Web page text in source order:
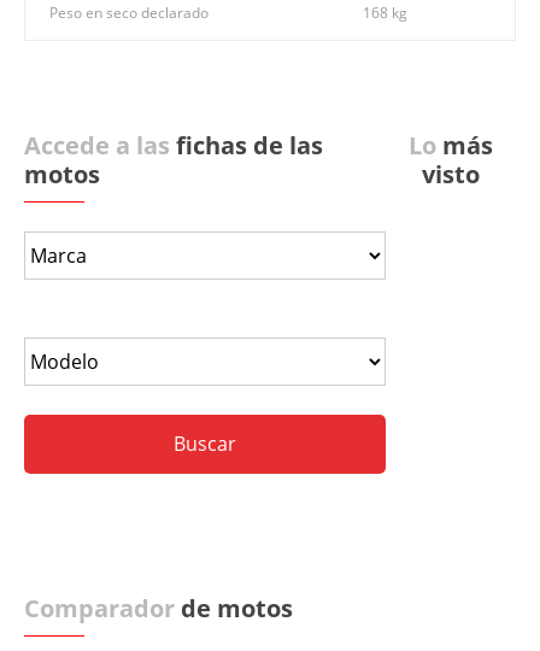
Peso en seco declarado 168 kg
Accede a las fichas de las
motos
Comparador de motos
Lo más
visto